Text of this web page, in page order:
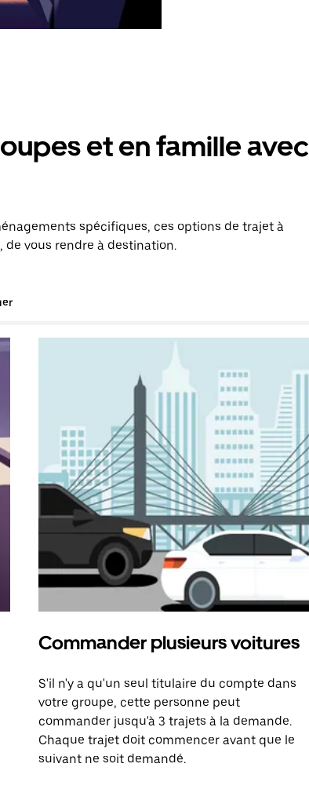
et en famille avec
spécifiques, ces options de trajet à
vous rendre à destination.
Commander plusieurs voitures
S'il n'y a qu'un seul titulaire du compte dans
votre groupe, cette personne peut
commander jusqu'à 3 trajets à la demande.
Chaque trajet doit commencer avant que le
suivant ne soit demandé.